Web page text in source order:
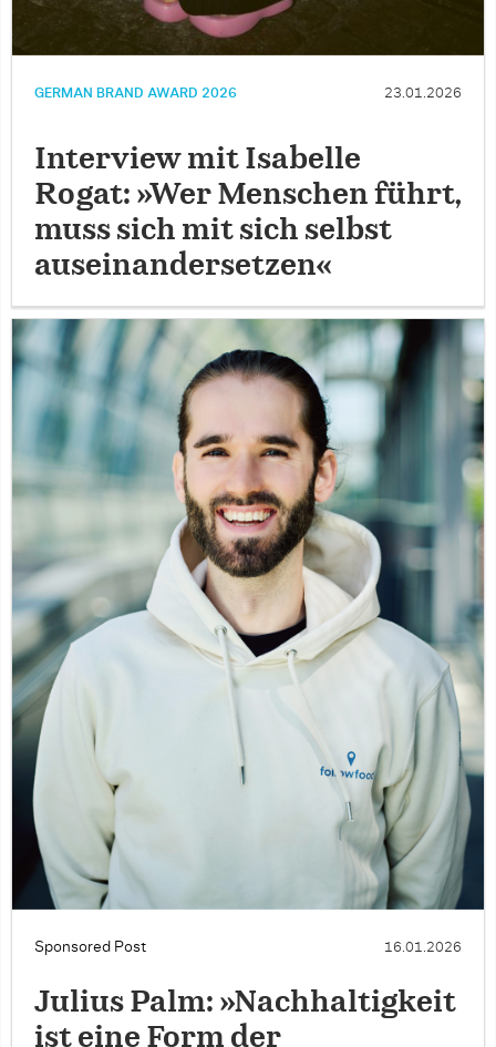
GERMAN BRAND AWARD 2026 23.01.2026
Interview mit Isabelle
Rogat: »Wer Menschen führt,
muss sich mit sich selbst
auseinandersetzen«
Sponsored Post 16.01.2026
Julius Palm: »Nachhaltigkeit
ist eine Form der